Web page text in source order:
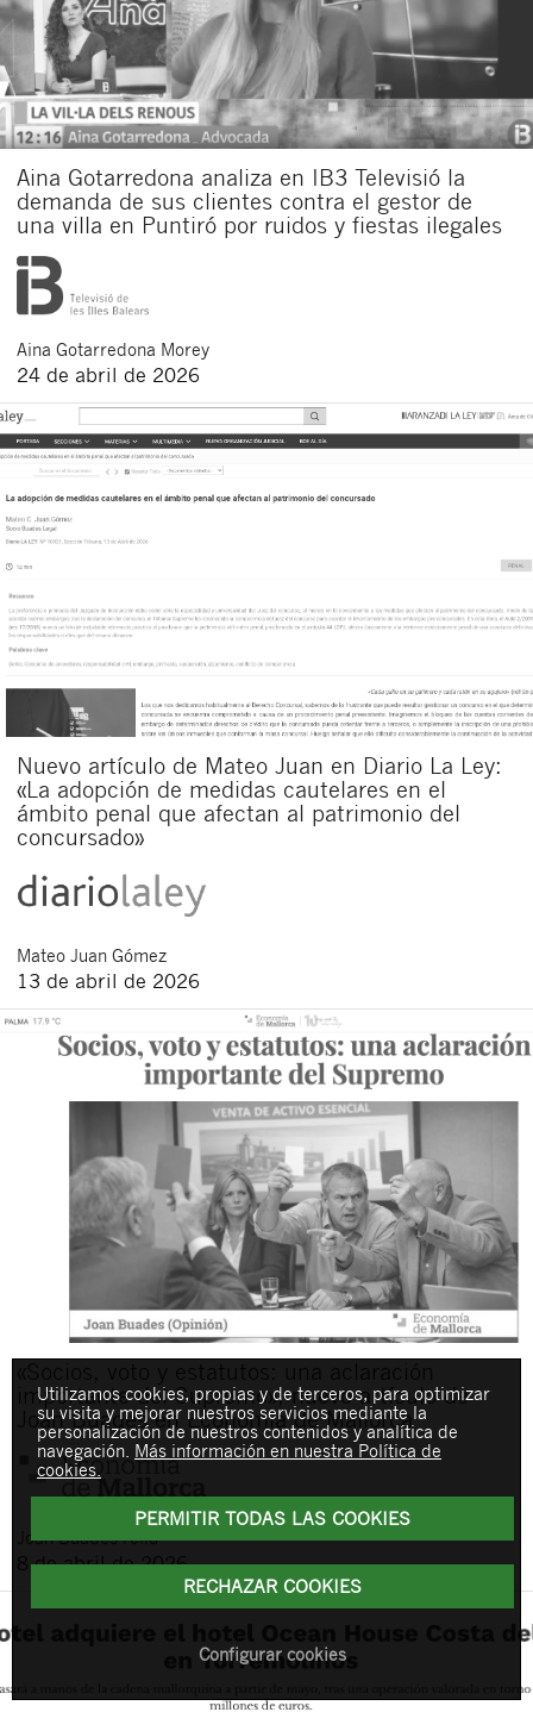
Aina Gotarredona analiza en IB3 Televisió la
demanda de sus clientes contra el gestor de
una villa en Puntiró por ruidos y fiestas ilegales
Aina Gotarredona Morey
24 de abril de 2026
Nuevo artículo de Mateo Juan en Diario La Ley:
«La adopción de medidas cautelares en el
ámbito penal que afectan al patrimonio del
concursado»
Mateo Juan Gómez
13 de abril de 2026
importante del Supremo», nuevo artículo de
Joan Buades en Economía de Mallorca
JoanBuades Feliu
8 de abril de 2026
Utilizamos cookies, propias y de terceros, para optimizar
su visita y mejorar nuestros servicios mediante la
personalización de nuestros contenidos y analítica de
navegación. Más información en nuestra Política de
cookies.
PERMITIR TODAS LAS COOKIES
RECHAZAR COOKIES
Configurar cookies